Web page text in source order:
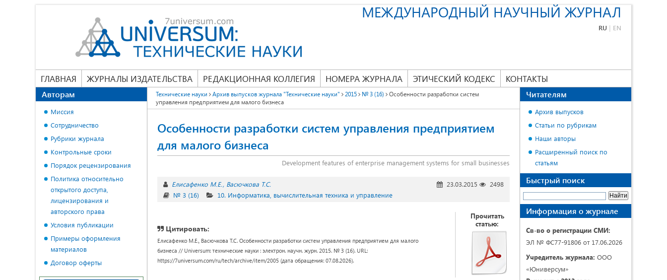
МЕЖДУНАРОДНЫЙ НАУЧНЫЙ ЖУРНАЛ
RU | EN
ГЛАВНАЯ ЖУРНАЛЫ ИЗДАТЕЛЬСТВА РЕДАКЦИОННАЯ КОЛЛЕГИЯ НОМЕРА ЖУРНАЛА ЭТИЧЕСКИЙ КОДЕКС КОНТАКТЫ
Технические науки Архив выпусков журнала "Технические науки" 2015 № 3 (16)
Особенности разработки систем
управления предприятием для малого бизнеса
Особенности разработки систем управления предприятием
для малого бизнеса
Development features of enterprise management systems for small businesses
Елисафенко М.Е. Васючкова Т.С. 23.03.2015
2498
№ 3 (16)
10. Информатика, вычислительная техника и управление
Цитировать:
Елисафенко М.Е., Васючкова Т.С. Особенности разработки систем управления предприятием для малого
бизнеса // Universum: технические науки : электрон. научн. журн. 2015. № 3 (16). URL:
https://7universum.com/ru/tech/archive/item/2005 (дата обращения: 07.08.2026).
Прочитать
статью:
Авторам
Миссия
Сотрудничество
Рубрики журнала
Контрольные сроки
Порядок рецензирования
Политика относительно
открытого доступа,
лицензирования и
авторского права
Условия публикации
Примеры оформления
материалов
Договор оферты
Читателям
Архив выпусков
Статьи по рубрикам
Наши авторы
Расширенный поиск по
статьям
Быстрый поиск
Информация о журнале
Св-во о регистрации СМИ:
ЭЛ № ФС77-91806 от 17.06.2026
Учредитель журнала: ООО
«Юниверсум»